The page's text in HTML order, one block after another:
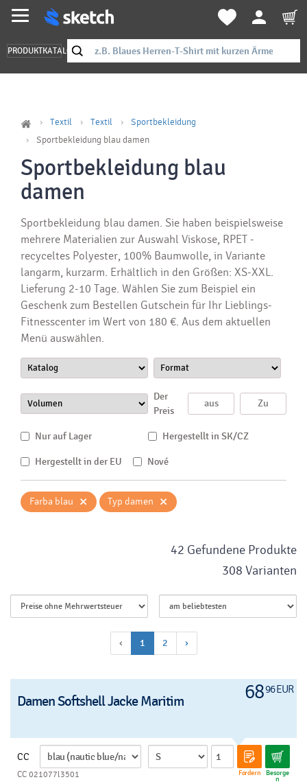
PRODUKTKATALOG
Textil Textil
Sportbekleidung
Sportbekleidung blau damen
Sportbekleidung blau
damen
Sportbekleidung blau damen. Sie haben beispielsweise
mehrere Materialien zur Auswahl Viskose, RPET -
recyceltes Polyester, 100% Baumwolle, in Variante
langarm, kurzarm. Erhältlich in den Größen: XS-XXL.
Lieferung 2-10 Tage. Wählen Sie zum Beispiel ein
Geschenk zum Bestellen Gutschein für Ihr Lieblings-
Fitnesscenter im Wert von 180 €. Aus dem aktuellen
Menü auswählen.
Der
Preis
Nur auf Lager Hergestellt in SK/CZ
Hergestellt in der EU Nové
Farba blau × Typ damen ×
‹ 1 2 ›
42 Gefundene Produkte
308 Varianten
6896 EUR
Damen Softshell Jacke Maritim
CC
Fordern Besorge
n
CC 021077l3501